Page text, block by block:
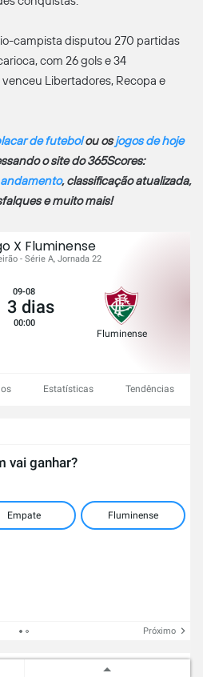
campista disputou 270 partidas
com 26 gols e 34
Libertadores, Recopa e
de futebolou osjogos de hoje
o site do 365Scores:
, classificação atualizada,
e muito mais!
X Fluminense
- Série A, Jornada 22
09-08
3 dias
00:00
Fluminense
Estatísticas Tendências
vai ganhar?
Empate Fluminense
Próximo